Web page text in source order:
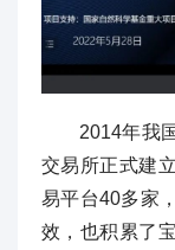
2014年我
交易所正式建
易平台40多家
效，也积累了